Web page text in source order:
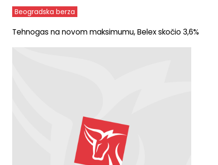
Beogradska berza
Tehnogas na novom maksimumu, Belex skočio 3,6%